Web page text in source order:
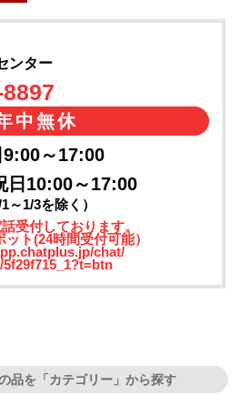
ンター
中無休
9:00～17:00
日10:00～17:00
1～1/3を除く）
受付しております。
ト(24時間受付可能）
chat/
品を「カテゴリー」から探す